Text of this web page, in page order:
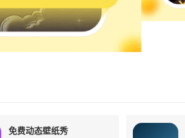
免费动态壁纸秀